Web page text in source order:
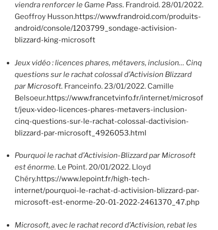
viendra renforcer le Game Pass. Frandroid. 28/01/2022.
Geoffroy Husson.https://www.frandroid.com/produits-
android/console/1203799_sondage-activision-
blizzard-king-microsoft
Jeux vidéo : licences phares, métavers, inclusion… Cinq
questions sur le rachat colossal d’Activision Blizzard
par Microsoft. Franceinfo. 23/01/2022. Camille
Belsoeur.https://www.francetvinfo.fr/internet/microsof
t/jeux-video-licences-phares-metavers-inclusion-
cinq-questions-sur-le-rachat-colossal-dactivision-
blizzard-par-microsoft_4926053.html
Pourquoi le rachat d’Activision-Blizzard par Microsoft
est énorme. Le Point. 20/01/2022. Lloyd
Chéry.https://www.lepoint.fr/high-tech-
internet/pourquoi-le-rachat-d-activision-blizzard-par-
microsoft-est-enorme-20-01-2022-2461370_47.php
Microsoft, avec le rachat record d’Activision, rebat les